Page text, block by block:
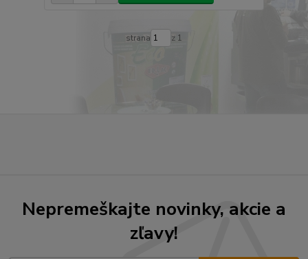
strana z 1
Nepremeškajte novinky, akcie a
zľavy!